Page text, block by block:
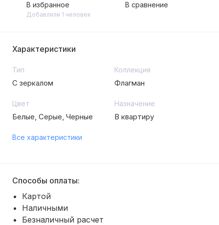
В избранное
Добавлили 1 человек
В сравнение
Характеристики
Тип
С зеркалом
Коллекция
Флагман
Цвет
Белые, Серые, Черные
Назначение
В квартиру
Все характеристики
Способы оплаты:
Картой
Наличными
Безналичный расчет